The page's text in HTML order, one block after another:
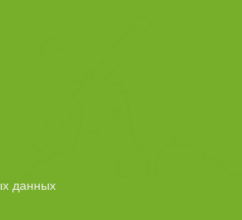
данных